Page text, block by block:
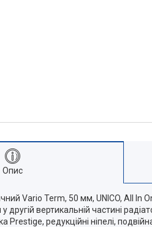
Опис
Vario Term, 50 мм, UNICO, All In
другій вертикальній частині
Prestige, редукційні ніпелі,